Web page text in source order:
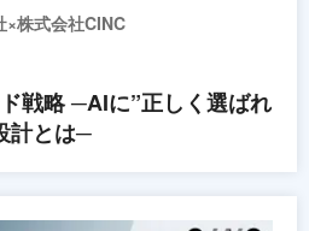
×株式会社CINC
戦略 ─AIに”正しく選ばれ
計とは─